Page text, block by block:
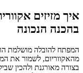
איך מזיזים
בהכנה הנכונה
המפתח להובלה מושלמת
מהאקווריום, לשמור את
בצורה מאורגנת ולהכין